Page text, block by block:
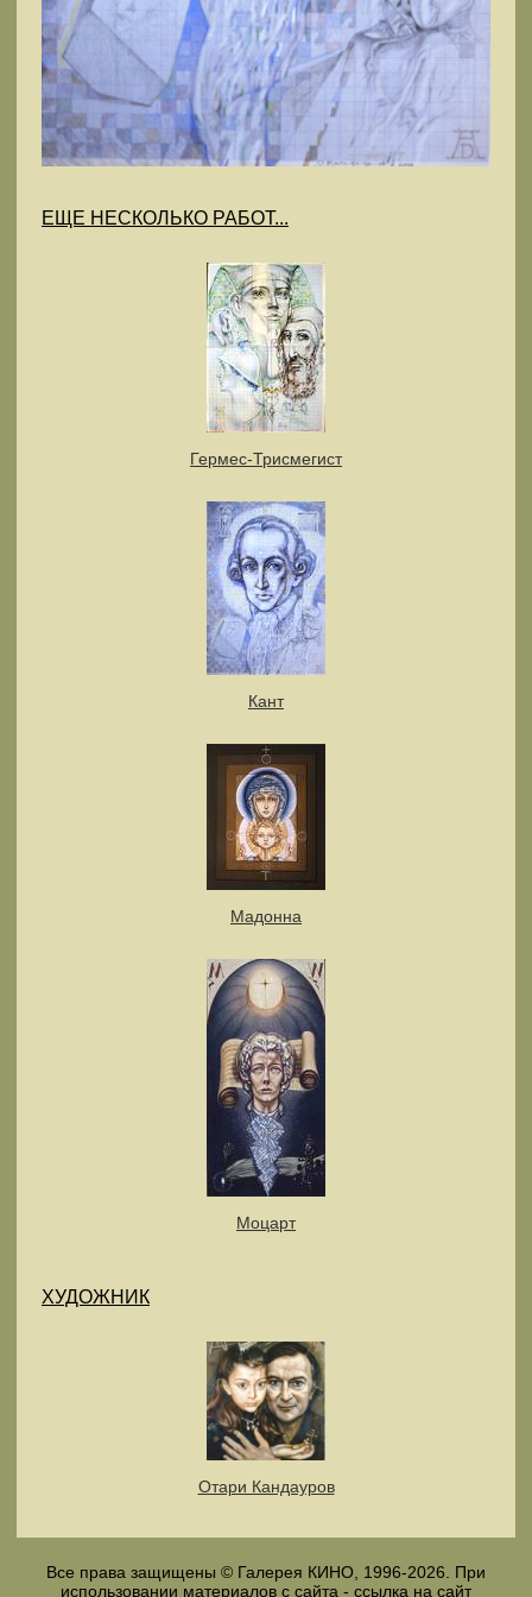
ЕЩЕ НЕСКОЛЬКО РАБОТ...
Гермес-Трисмегист
Кант
Мадонна
Моцарт
ХУДОЖНИК
Отари Кандауров
Все права защищены © Галерея КИНО, 1996-2026. При
использовании материалов с сайта - ссылка на сайт